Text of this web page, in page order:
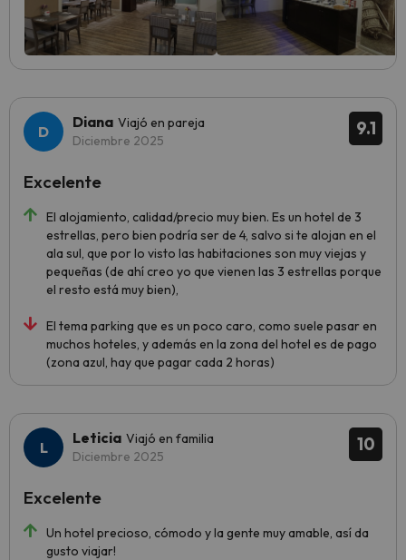
9.1
Diana Viajó en pareja
Diciembre 2025
El alojamiento, calidad/precio muy bien. Es un hotel de 3
estrellas, pero bien podría ser de 4, salvo si te alojan en el
ala sul, que por lo visto las habitaciones son muy viejas y
pequeñas (de ahí creo yo que vienen las 3 estrellas porque
el resto está muy bien),
El tema parking que es un poco caro, como suele pasar en
muchos hoteles, y además en la zona del hotel es de pago
(zona azul, hay que pagar cada 2 horas)
Excelente
10
Leticia Viajó en familia
Diciembre 2025
Un hotel precioso, cómodo y la gente muy amable, así da
gusto viajar!
Excelente